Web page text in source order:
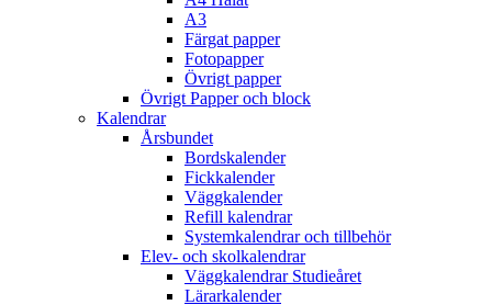
A3
Färgat papper
Fotopapper
Övrigt papper
Övrigt Papper och block
Kalendrar
Årsbundet
Bordskalender
Fickkalender
Väggkalender
Refill kalendrar
Systemkalendrar och tillbehör
Elev- och skolkalendrar
Väggkalendrar Studieåret
Lärarkalender